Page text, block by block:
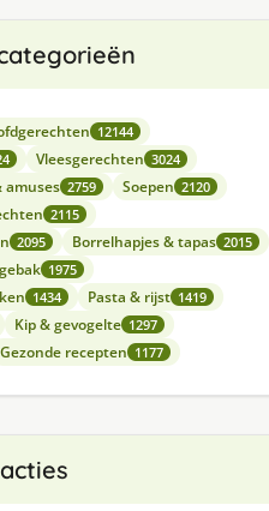
12144
Vleesgerechten 3024
amuses 2759 Soepen 2120
2115
2095 Borrelhapjes & tapas 2015
1975
1434 Pasta & rijst 1419
Kip & gevogelte 1297
Gezonde recepten 1177